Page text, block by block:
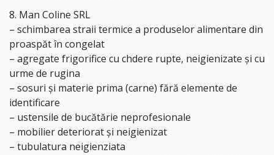
8. Man Coline SRL
– schimbarea straii termice a produselor alimentare din
proaspăt în congelat
– agregate frigorifice cu chdere rupte, neigienizate și cu
urme de rugina
– sosuri și materie prima (carne) fără elemente de
identificare
– ustensile de bucătărie neprofesionale
– mobilier deteriorat și neigienizat
– tubulatura neigienziata